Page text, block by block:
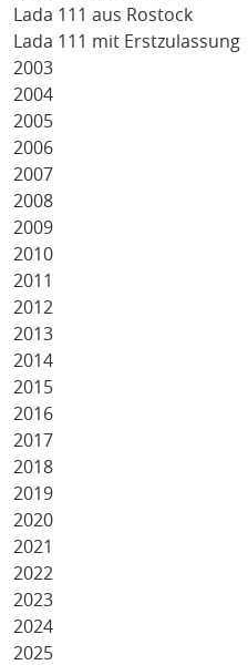
Lada 111 aus Rostock
Lada 111 mit Erstzulassung
2003
2004
2005
2006
2007
2008
2009
2010
2011
2012
2013
2014
2015
2016
2017
2018
2019
2020
2021
2022
2023
2024
2025